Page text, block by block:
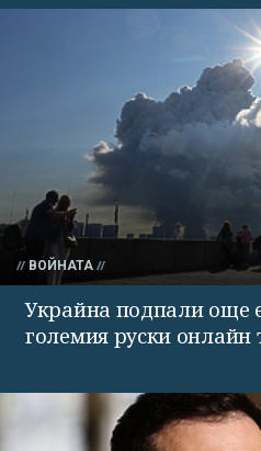
ВОЙНАТА
Украйна подпали още
големия руски онлайн